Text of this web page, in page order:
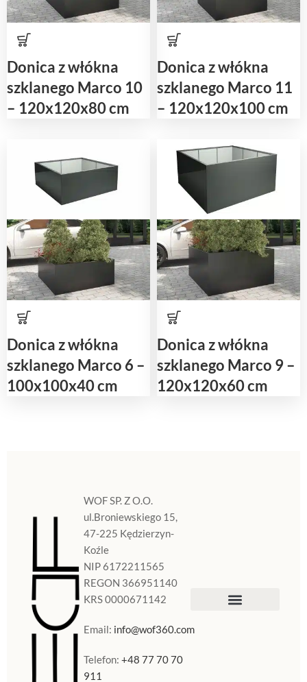
Donica z włókna
szklanego Marco 10
– 120x120x80 cm
Donica z włókna
szklanego Marco 11
– 120x120x100 cm
Donica z włókna
szklanego Marco 6 –
100x100x40 cm
Donica z włókna
szklanego Marco 9 –
120x120x60 cm
WOF SP. Z O.O.
ul.Broniewskiego 15,
47-225 Kędzierzyn-
Koźle
NIP 6172211565
REGON 366951140
KRS 0000671142
Email: info@wof360.com
Telefon:+48 77 70 70
911